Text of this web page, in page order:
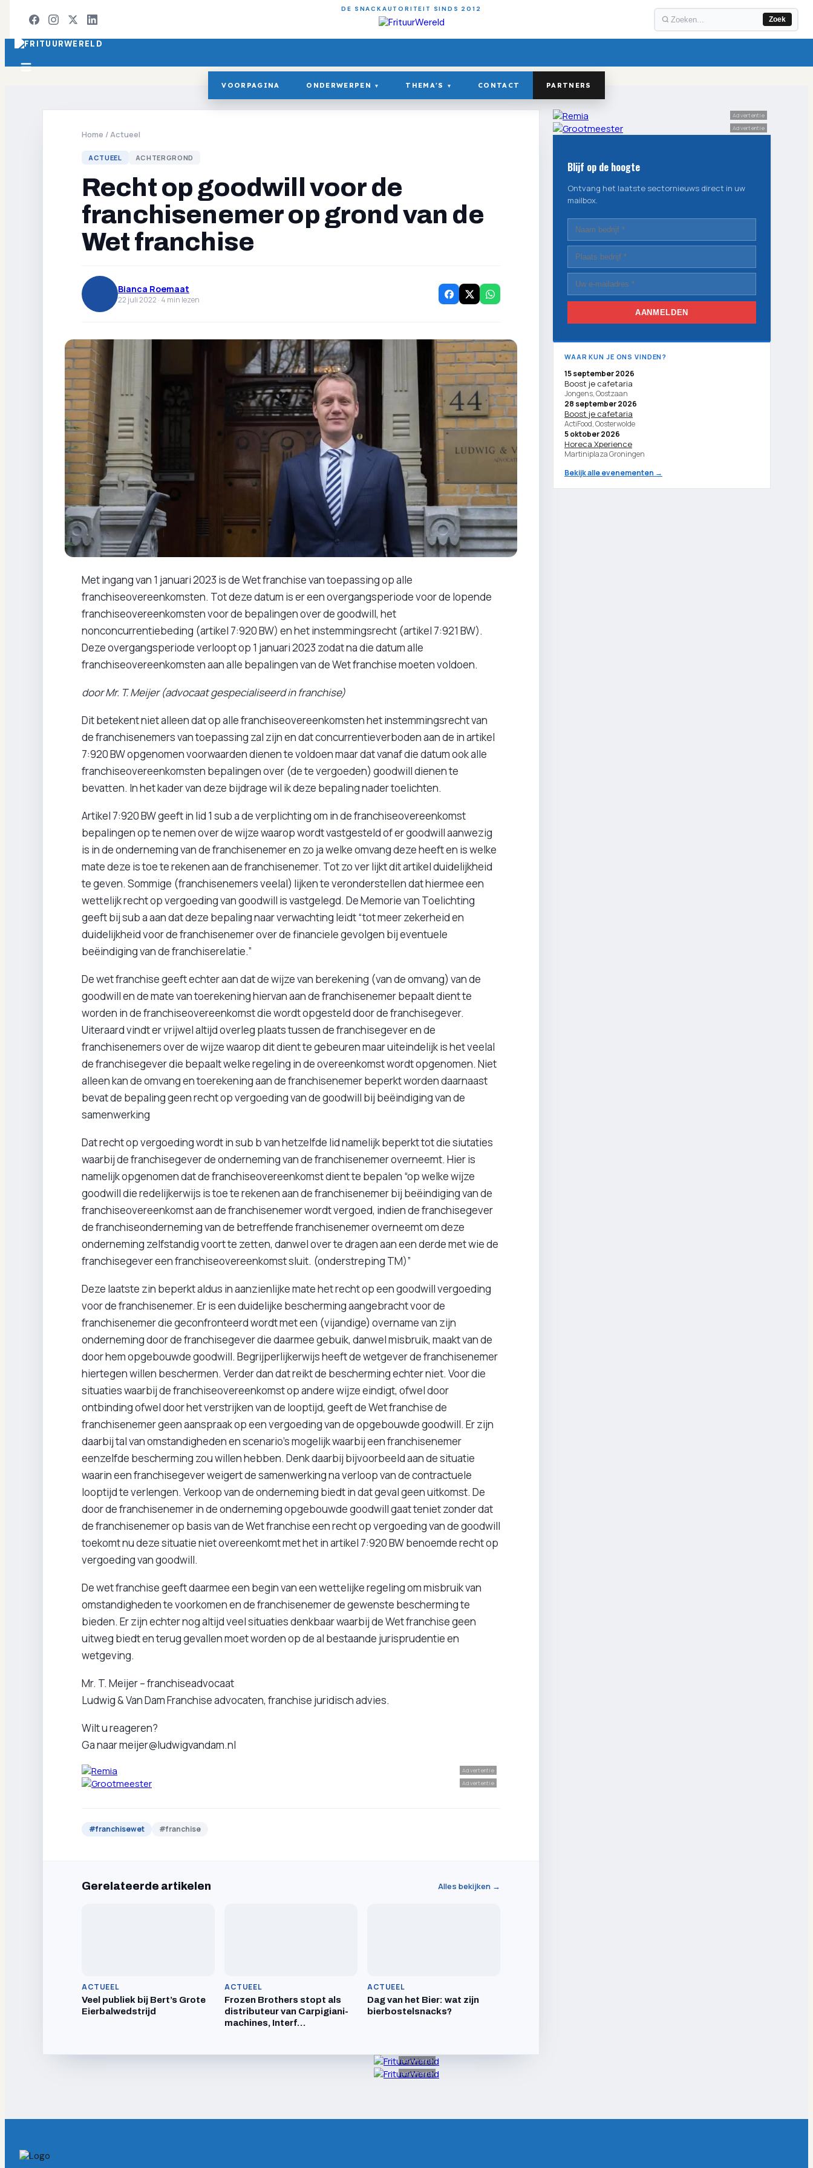
DE SNACKAUTORITEIT SINDS 2012
Zoek
VOORPAGINA ONDERWERPEN ▾ THEMA'S ▾ CONTACT PARTNERS
Home /Actueel
ACTUEEL ACHTERGROND
Recht op goodwill voor de
franchisenemer op grond van de
Wet franchise
Bianca Roemaat
22 juli 2022 · 4 min lezen
Met ingang van 1 januari 2023 is de Wet franchise van toepassing op alle
franchiseovereenkomsten. Tot deze datum is er een overgangsperiode voor de lopende
franchiseovereenkomsten voor de bepalingen over de goodwill, het
nonconcurrentiebeding (artikel 7:920 BW) en het instemmingsrecht (artikel 7:921 BW).
Deze overgangsperiode verloopt op 1 januari 2023 zodat na die datum alle
franchiseovereenkomsten aan alle bepalingen van de Wet franchise moeten voldoen.
door Mr. T. Meijer (advocaat gespecialiseerd in franchise)
Dit betekent niet alleen dat op alle franchiseovereenkomsten het instemmingsrecht van
de franchisenemers van toepassing zal zijn en dat concurrentieverboden aan de in artikel
7:920 BW opgenomen voorwaarden dienen te voldoen maar dat vanaf die datum ook alle
franchiseovereenkomsten bepalingen over (de te vergoeden) goodwill dienen te
bevatten. In het kader van deze bijdrage wil ik deze bepaling nader toelichten.
Artikel 7:920 BW geeft in lid 1 sub a de verplichting om in de franchiseovereenkomst
bepalingen op te nemen over de wijze waarop wordt vastgesteld of er goodwill aanwezig
is in de onderneming van de franchisenemer en zo ja welke omvang deze heeft en is welke
mate deze is toe te rekenen aan de franchisenemer. Tot zo ver lijkt dit artikel duidelijkheid
te geven. Sommige (franchisenemers veelal) lijken te veronderstellen dat hiermee een
wettelijk recht op vergoeding van goodwill is vastgelegd. De Memorie van Toelichting
geeft bij sub a aan dat deze bepaling naar verwachting leidt “tot meer zekerheid en
duidelijkheid voor de franchisenemer over de financiele gevolgen bij eventuele
beëindiging van de franchiserelatie.”
De wet franchise geeft echter aan dat de wijze van berekening (van de omvang) van de
goodwill en de mate van toerekening hiervan aan de franchisenemer bepaalt dient te
worden in de franchiseovereenkomst die wordt opgesteld door de franchisegever.
Uiteraard vindt er vrijwel altijd overleg plaats tussen de franchisegever en de
franchisenemers over de wijze waarop dit dient te gebeuren maar uiteindelijk is het veelal
de franchisegever die bepaalt welke regeling in de overeenkomst wordt opgenomen. Niet
alleen kan de omvang en toerekening aan de franchisenemer beperkt worden daarnaast
bevat de bepaling geen recht op vergoeding van de goodwill bij beëindiging van de
samenwerking
Dat recht op vergoeding wordt in sub b van hetzelfde lid namelijk beperkt tot die siutaties
waarbij de franchisegever de onderneming van de franchisenemer overneemt. Hier is
namelijk opgenomen dat de franchiseovereenkomst dient te bepalen “op welke wijze
goodwill die redelijkerwijs is toe te rekenen aan de franchisenemer bij beëindiging van de
franchiseovereenkomst aan de franchisenemer wordt vergoed, indien de franchisegever
de franchiseonderneming van de betreffende franchisenemer overneemt om deze
onderneming zelfstandig voort te zetten, danwel over te dragen aan een derde met wie de
franchisegever een franchiseovereenkomst sluit. (onderstreping TM)”
Deze laatste zin beperkt aldus in aanzienlijke mate het recht op een goodwill vergoeding
voor de franchisenemer. Er is een duidelijke bescherming aangebracht voor de
franchisenemer die geconfronteerd wordt met een (vijandige) overname van zijn
onderneming door de franchisegever die daarmee gebuik, danwel misbruik, maakt van de
door hem opgebouwde goodwill. Begrijperlijkerwijs heeft de wetgever de franchisenemer
hiertegen willen beschermen. Verder dan dat reikt de bescherming echter niet. Voor die
situaties waarbij de franchiseovereenkomst op andere wijze eindigt, ofwel door
ontbinding ofwel door het verstrijken van de looptijd, geeft de Wet franchise de
franchisenemer geen aanspraak op een vergoeding van de opgebouwde goodwill. Er zijn
daarbij tal van omstandigheden en scenario’s mogelijk waarbij een franchisenemer
eenzelfde bescherming zou willen hebben. Denk daarbij bijvoorbeeld aan de situatie
waarin een franchisegever weigert de samenwerking na verloop van de contractuele
looptijd te verlengen. Verkoop van de onderneming biedt in dat geval geen uitkomst. De
door de franchisenemer in de onderneming opgebouwde goodwill gaat teniet zonder dat
de franchisenemer op basis van de Wet franchise een recht op vergoeding van de goodwill
toekomt nu deze situatie niet overeenkomt met het in artikel 7:920 BW benoemde recht op
vergoeding van goodwill.
De wet franchise geeft daarmee een begin van een wettelijke regeling om misbruik van
omstandigheden te voorkomen en de franchisenemer de gewenste bescherming te
bieden. Er zijn echter nog altijd veel situaties denkbaar waarbij de Wet franchise geen
uitweg biedt en terug gevallen moet worden op de al bestaande jurisprudentie en
wetgeving.
Mr. T. Meijer – franchiseadvocaat
Ludwig & Van Dam Franchise advocaten, franchise juridisch advies.
Wilt u reageren?
Ga naar meijer@ludwigvandam.nl
Advertentie
Advertentie
#franchisewet #franchise
Gerelateerde artikelen Alles bekijken →
ACTUEEL
Veel publiek bij Bert’s Grote
Eierbalwedstrijd
ACTUEEL
Frozen Brothers stopt als
distributeur van Carpigiani-
machines, Interf…
ACTUEEL
Dag van het Bier: wat zijn
bierbostelsnacks?
Advertentie
Advertentie
Blijf op de hoogte
Ontvang het laatste sectornieuws direct in uw
mailbox.
AANMELDEN
WAAR KUN JE ONS VINDEN?
15 september 2026
Boost je cafetaria
Jongens, Oostzaan
28 september 2026
Boost je cafetaria
ActiFood, Oosterwolde
5 oktober 2026
Horeca Xperience
Martiniplaza Groningen
Bekijk alle evenementen →
Advertentie
Advertentie